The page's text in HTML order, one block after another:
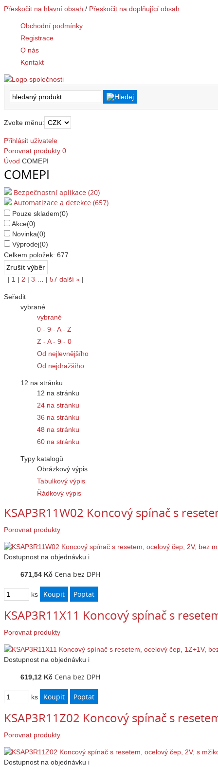
Přeskočit na hlavní obsah / Přeskočit na doplňující obsah
Obchodní podmínky
Registrace
O nás
Kontakt
Zvolte měnu:
Přihlásit uživatele
Porovnat produkty 0
Úvod COMEPI
COMEPI
Bezpečnostní aplikace (20)
Automatizace a detekce (657)
Pouze skladem(0)
Akce(0)
Novinka(0)
Výprodej(0)
Celkem položek: 677
| 1 | 2 | 3 … | 57 další » |
Seřadit
vybrané
vybrané
0 - 9 - A - Z
Z - A - 9 - 0
Od nejlevnějšího
Od nejdražšího
12 na stránku
12 na stránku
24 na stránku
36 na stránku
48 na stránku
60 na stránku
Typy katalogů
Obrázkový výpis
Tabulkový výpis
Řádkový výpis
KSAP3R11W02 Koncový spínač s
Porovnat produkty
Dostupnost na objednávku i
671,54 Kč Cena bez DPH
ks
KSAP3R11X11 Koncový spínač s
Porovnat produkty
Dostupnost na objednávku i
619,12 Kč Cena bez DPH
ks
KSAP3R11Z02 Koncový spínač s
Porovnat produkty
Dostupnost na objednávku i